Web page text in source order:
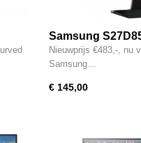
-
Samsung
IPS - HDMI -
3.2
Nieuwprijs €483,-, nu
Samsung…
€ 145,00